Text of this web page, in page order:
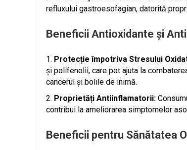
refluxului gastroesofagian, datorită
Beneficii Antioxidante și
Protecție împotriva Stresului
și polifenolii, care pot ajuta la
cancerul și bolile de inimă.
Proprietăți Antiinflamatorii:
contribui la ameliorarea simptomelor
Beneficii pentru Sănătatea